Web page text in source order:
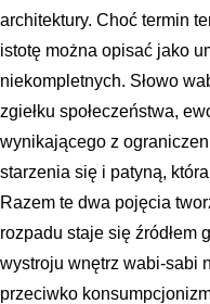
architektury. Choć termin
istotę można opisać jako
niekompletnych. Słowo
zgiełku społeczeństwa,
wynikającego z
starzenia się i patyną,
Razem te dwa pojęcia
rozpadu staje się źródłem
wystroju wnętrz wabi-sabi
przeciwko